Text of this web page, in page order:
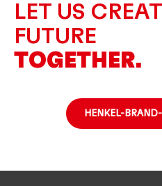
LET US
FUTURE
TOGETHER.
HENKEL-